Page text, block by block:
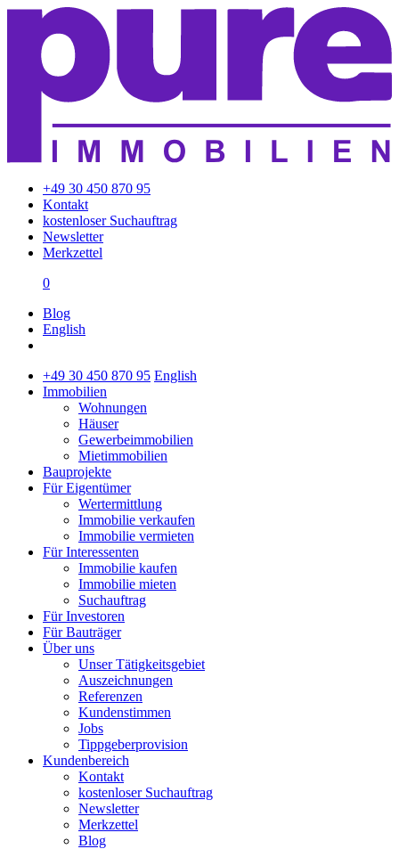
+49 30 450 870 95
Kontakt
kostenloser Suchauftrag
Newsletter
Merkzettel
0
Blog
English
+49 30 450 870 95 English
Immobilien
Wohnungen
Häuser
Gewerbeimmobilien
Mietimmobilien
Bauprojekte
Für Eigentümer
Wertermittlung
Immobilie verkaufen
Immobilie vermieten
Für Interessenten
Immobilie kaufen
Immobilie mieten
Suchauftrag
Für Investoren
Für Bauträger
Über uns
Unser Tätigkeitsgebiet
Auszeichnungen
Referenzen
Kundenstimmen
Jobs
Tippgeberprovision
Kundenbereich
Kontakt
kostenloser Suchauftrag
Newsletter
Merkzettel
Blog